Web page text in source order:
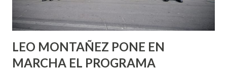
experiencia te dirá, siempre es mejor cuando ambas partes
son suficientemen...
LEO MONTAÑEZ PONE EN
MARCHA EL PROGRAMA